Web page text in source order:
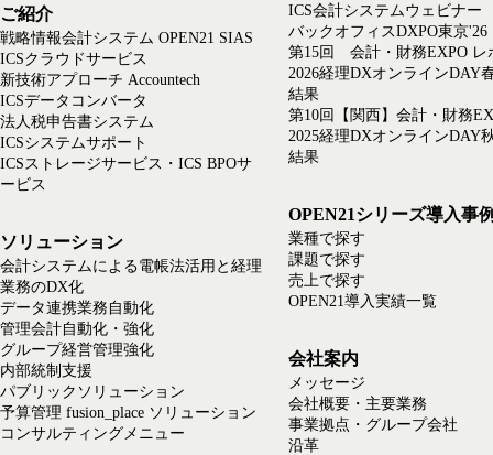
ご紹介
戦略情報会計システム OPEN21 SIAS
ICSクラウドサービス
新技術アプローチ Accountech
ICSデータコンバータ
法人税申告書システム
ICSシステムサポート
ICSストレージサービス・ICS BPOサ
ービス
ソリューション
会計システムによる電帳法活用と経理
業務のDX化
データ連携業務自動化
管理会計自動化・強化
グループ経営管理強化
内部統制支援
パブリックソリューション
予算管理 fusion_place ソリューション
コンサルティングメニュー
ICS会計システムウェビナー
バックオフィスDXPO東京'26
第15回 会計・財務EXPO レ
2026経理DXオンラインDAY
結果
第10回【関西】会計・財務
2025経理DXオンラインDAY
結果
OPEN21シリーズ導入事
業種で探す
課題で探す
売上で探す
OPEN21導入実績一覧
会社案内
メッセージ
会社概要・主要業務
事業拠点・グループ会社
沿革